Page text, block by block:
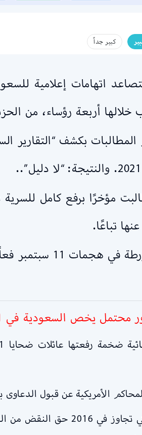
كبير جداً
بكشف “التقارير
تباعًا.
11 سبتمبر فعلًا؟
السعودية في 11 سبتمبر كل هذه السنوات؟
لكن الكونجرس